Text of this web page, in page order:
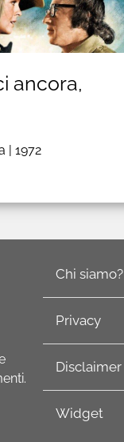
ancora,
|1972
Chi siamo?
Privacy
Disclaimer
Widget